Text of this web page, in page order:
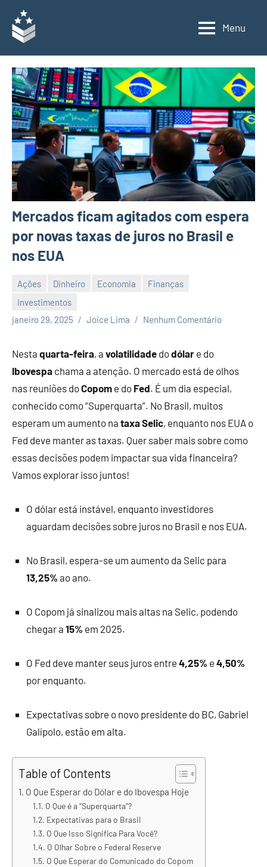
para
conteúdo
Investidor
investidor
iniciante,
acompanhe
uma
carteira
real
de
investimentos,
exclusivas
de
investidores
e
economia,
investimentos
empreendedorimo.
Menu
Mercados ficam agitados com espera
por novas taxas de juros no Brasil e
nos EUA
Ações Dinheiro Economia
Finanças
Investimentos
janeiro 29, 2025
Joice Lima Nenhum Comentário
Nesta quarta-feira, a volatilidade dodólar e do
Ibovespa chama a atenção. O mercado está de olhos
nas reuniões doCopom e do Fed. É um dia especial,
conhecido como “Superquarta”. No Brasil, muitos
esperam um aumento na taxa Selic, enquanto nos EUA o
Fed deve manter as taxas. Quer saber mais sobre como
essas decisões podem impactar sua vida financeira?
Vamos explorar isso juntos!
O dólar está instável, enquanto investidores
aguardam decisões sobre juros no Brasil e nos EUA.
No Brasil, espera-se um aumento da Selic para
13,25% ao ano.
O Copom já sinalizou mais altas na Selic, podendo
chegar a 15% em 2025.
O Fed deve manter seus juros entre 4,25% e 4,50%
por enquanto.
Expectativas sobre o novo presidente do BC, Gabriel
Galípolo, estão em alta.
Table of Contents
O Que Esperar do Dólar e do Ibovespa Hoje
O Que é a “Superquarta”?
Expectativas para o Brasil
O Que Isso Significa Para Você?
O Olhar Sobre o Federal Reserve
O Que Esperar do Comunicado do Copom